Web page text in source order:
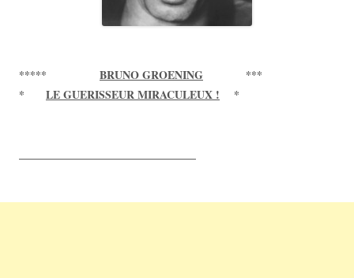
***** BRUNO GROENING ***
* LE GUERISSEUR MIRACULEUX ! *